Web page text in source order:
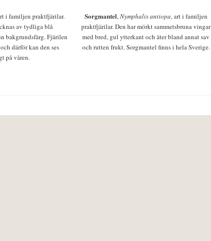
i familjen praktfjärilar.
av tydliga blå
bakgrundsfärg. Fjärilen
därför kan den ses
på våren.
Sorgmantel,Nymphalis antiopa, art i familjen
praktfjärilar. Den har mörkt sammetsbruna vingar
med bred, gul ytterkant och äter bland annat sav
och rutten frukt. Sorgmantel finns i hela Sverige.